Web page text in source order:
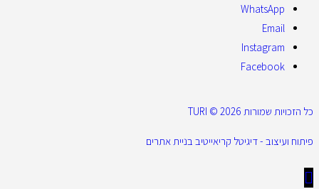
WhatsApp
Email
Instagram
Facebook
כל הזכויות שמורות 2026 © TURI
פיתוח ועיצוב - דיגיטל קריאייטיב בניית אתרים